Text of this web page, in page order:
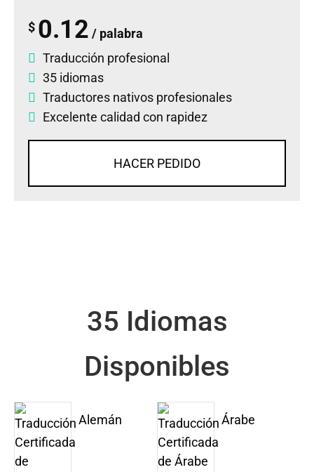
$ 0.12 / palabra
Traducción profesional
35 idiomas
Traductores nativos profesionales
Excelente calidad con rapidez
HACER PEDIDO
35 Idiomas
Disponibles
Alemán Árabe